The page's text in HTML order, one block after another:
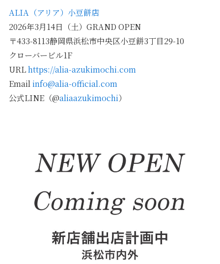
ALIA（アリア）小豆餅店
2026年3月14日（土）GRAND OPEN
〒433-8113静岡県浜松市中央区小豆餅3丁目29-10
クローバービル1F
URLhttps://alia-azukimochi.com
Email info@alia-official.com
公式LINE（@aliaazukimochi）